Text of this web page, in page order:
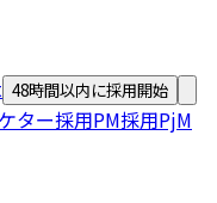
48時間以内に採用開始
ター採用PM採用PjM